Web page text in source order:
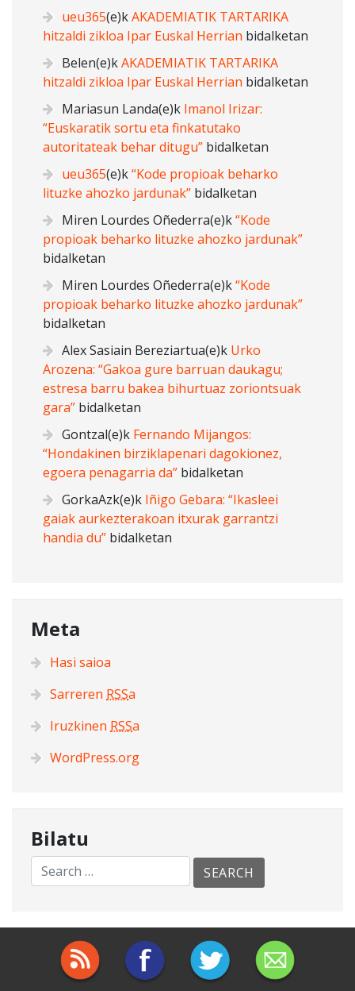
ueu365(e)kAKADEMIATIK TARTARIKA
hitzaldi zikloa Ipar Euskal Herrian bidalketan
Belen(e)kAKADEMIATIK TARTARIKA
hitzaldi zikloa Ipar Euskal Herrian bidalketan
Mariasun Landa(e)k Imanol Irizar:
“Euskaratik sortu eta finkatutako
autoritateak behar ditugu” bidalketan
ueu365(e)k“Kode propioak beharko
lituzke ahozko jardunak” bidalketan
Miren Lourdes Oñederra(e)k“Kode
propioak beharko lituzke ahozko jardunak”
bidalketan
Miren Lourdes Oñederra(e)k“Kode
propioak beharko lituzke ahozko jardunak”
bidalketan
Alex Sasiain Bereziartua(e)k Urko
Arozena: “Gakoa gure barruan daukagu;
estresa barru bakea bihurtuaz zoriontsuak
gara” bidalketan
Gontzal(e)k Fernando Mijangos:
“Hondakinen birziklapenari dagokionez,
egoera penagarria da” bidalketan
GorkaAzk(e)k Iñigo Gebara: “Ikasleei
gaiak aurkezterakoan itxurak garrantzi
handia du” bidalketan
Meta
Hasi saioa
Sarreren RSSa
Iruzkinen RSSa
WordPress.org
Bilatu